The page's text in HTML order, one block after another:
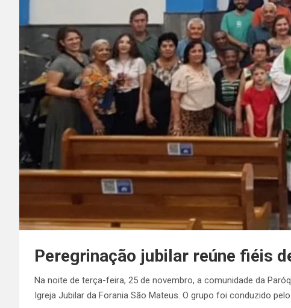
Peregrinação jubilar reúne fiéis
Na noite de terça-feira, 25 de novembro, a comunidade da
Igreja Jubilar da Forania São Mateus. O grupo foi conduzido